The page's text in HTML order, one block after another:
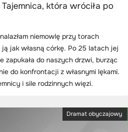
która wróciła po
niemowlę przy torach
jak własną córkę. Po 25 latach jej
zapukała do naszych drzwi, burząc
do konfrontacji z własnymi lękami.
i sile rodzinnych więzi.
Dramat obyczajowy